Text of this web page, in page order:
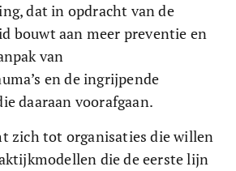
dat in opdracht van de
bouwt aan meer preventie en
van
en de ingrijpende
daaraan voorafgaan.
zich tot organisaties die willen
die de eerste lijn